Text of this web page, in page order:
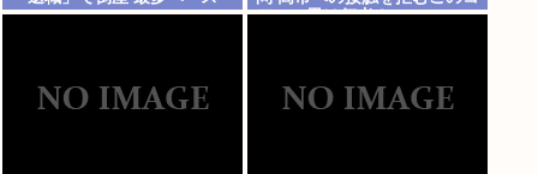
ワモテ男は何者？